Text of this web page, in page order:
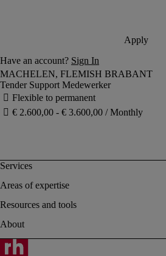
Tender Support Medewerker